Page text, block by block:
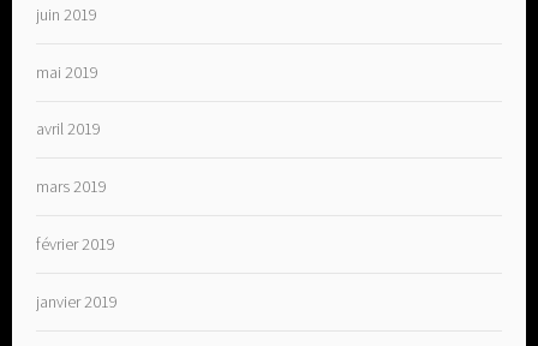
juin 2019
mai 2019
avril 2019
mars 2019
février 2019
janvier 2019